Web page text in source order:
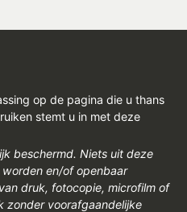
op de pagina die u thans
stemt u in met deze
beschermd. Niets uit deze
en/of openbaar
druk, fotocopie, microfilm of
zonder voorafgaandelijke